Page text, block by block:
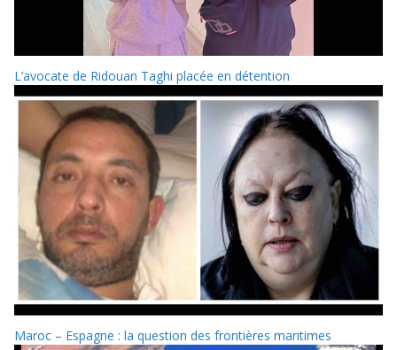
L’avocate de Ridouan Taghi placée en détention
Maroc – Espagne : la question des frontières maritimes